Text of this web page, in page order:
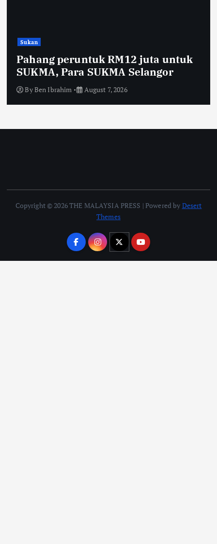
Sukan
Pahang peruntuk RM12 juta untuk
SUKMA, Para SUKMA Selangor
ByBen Ibrahim August 7, 2026
Copyright © 2026 THE MALAYSIA PRESS | Powered by Desert
Themes